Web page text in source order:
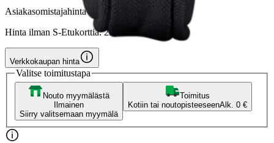
Asiakasomistajahinta
Hinta ilman S-Etukorttia: 29,95 €
Verkkokaupan hinta
Valitse toimitustapa
Nouto myymälästä
Ilmainen
Siirry valitsemaan myymälä
Toimitus
Kotiin tai noutopisteeseenAlk. 0 €